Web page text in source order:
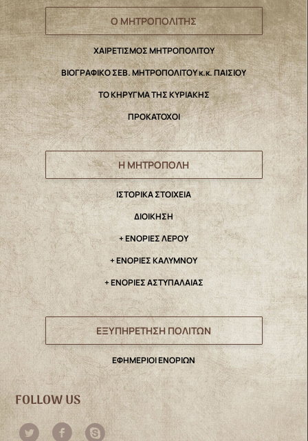
Ο ΜΗΤΡΟΠΟΛΙΤΗΣ
ΧΑΙΡΕΤΙΣΜΟΣ ΜΗΤΡΟΠΟΛΙΤΟΥ
ΒΙΟΓΡΑΦΙΚΟ ΣΕΒ. ΜΗΤΡΟΠΟΛΙΤΟΥ κ.κ. ΠΑΙΣΙΟΥ
ΤΟ ΚΗΡΥΓΜΑ ΤΗΣ ΚΥΡΙΑΚΗΣ
ΠΡΟΚΑΤΟΧΟΙ
Η ΜΗΤΡΟΠΟΛΗ
IΣΤΟΡΙΚΑ ΣΤΟΙΧΕΙΑ
ΔΙΟΙΚΗΣΗ
+ ΕΝΟΡΙΕΣ ΛΕΡΟΥ
+ ΕΝΟΡΙΕΣ ΚΑΛΥΜΝΟΥ
+ ΕΝΟΡΙΕΣ ΑΣΤΥΠΑΛΑΙΑΣ
ΕΞΥΠΗΡΕΤΗΣΗ ΠΟΛΙΤΩΝ
ΕΦΗΜΕΡΙΟΙ ΕΝΟΡΙΩΝ
FOLLOW US